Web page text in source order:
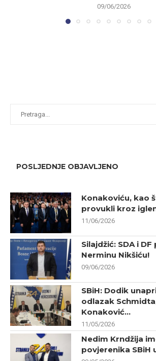
09/06/2026
POSLJEDNJE OBJAVLJENO
Konakoviću, kao
provukli kroz
11/06/2026
Silajdžić: SDA i
Nerminu Nikšiću!
09/06/2026
SBiH: Dodik
odlazak
Konaković...
11/05/2026
Nedim Krndžija
povjerenika SBiH